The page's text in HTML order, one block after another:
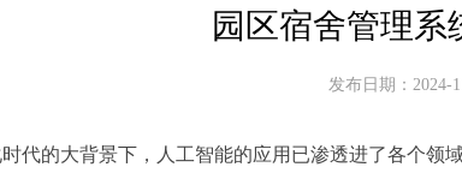
园区宿舍管理系
发布日期：
代的大背景下，人工智能的应用已渗透进了各个领